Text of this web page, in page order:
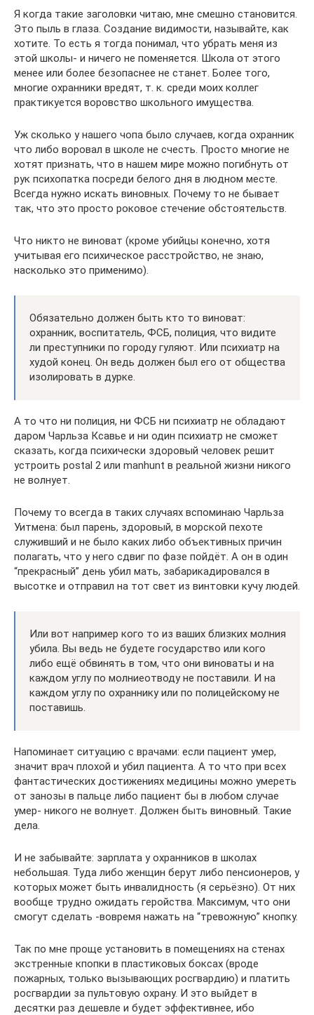
Я когда такие заголовки читаю, мне смешно становится.
Это пыль в глаза. Создание видимости, называйте, как
хотите. То есть я тогда понимал, что убрать меня из
этой школы- и ничего не поменяется. Школа от этого
менее или более безопаснее не станет. Более того,
многие охранники вредят, т. к. среди моих коллег
практикуется воровство школьного имущества.
Уж сколько у нашего чопа было случаев, когда охранник
что либо воровал в школе не счесть. Просто многие не
хотят признать, что в нашем мире можно погибнуть от
рук психопатка посреди белого дня в людном месте.
Всегда нужно искать виновных. Почему то не бывает
так, что это просто роковое стечение обстоятельств.
Что никто не виноват (кроме убийцы конечно, хотя
учитывая его психическое расстройство, не знаю,
насколько это применимо).
Обязательно должен быть кто то виноват:
охранник, воспитатель, ФСБ, полиция, что видите
ли преступники по городу гуляют. Или психиатр на
худой конец. Он ведь должен был его от общества
изолировать в дурке.
А то что ни полиция, ни ФСБ ни психиатр не обладают
даром Чарльза Ксавье и ни один психиатр не сможет
сказать, когда психически здоровый человек решит
устроить postal 2 или manhunt в реальной жизни никого
не волнует.
Почему то всегда в таких случаях вспоминаю Чарльза
Уитмена: был парень, здоровый, в морской пехоте
служивший и не было каких либо объективных причин
полагать, что у него сдвиг по фазе пойдёт. А он в один
“прекрасный” день убил мать, забарикадировался в
высотке и отправил на тот свет из винтовки кучу людей.
Или вот например кого то из ваших близких молния
убила. Вы ведь не будете государство или кого
либо ещё обвинять в том, что они виноваты и на
каждом углу по молниеотводу не поставили. И на
каждом углу по охраннику или по полицейскому не
поставишь.
Напоминает ситуацию с врачами: если пациент умер,
значит врач плохой и убил пациента. А то что при всех
фантастических достижениях медицины можно умереть
от занозы в пальце либо пациент бы в любом случае
умер- никого не волнует. Должен быть виновный. Такие
дела.
И не забывайте: зарплата у охранников в школах
небольшая. Туда либо женщин берут либо пенсионеров, у
которых может быть инвалидность (я серьёзно). От них
вообще трудно ожидать геройства. Максимум, что они
смогут сделать -вовремя нажать на “тревожную” кнопку.
Так по мне проще установить в помещениях на стенах
экстренные кпопки в пластиковых боксах (вроде
пожарных, только вызывающих росгвардию) и платить
росгвардии за пультовую охрану. И это выйдет в
десятки раз дешевле и будет эффективнее, ибо